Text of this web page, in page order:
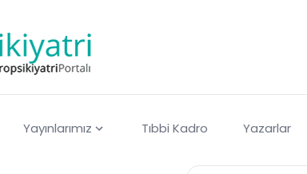
Yayınlarımız Tıbbi Kadro Yazarlar